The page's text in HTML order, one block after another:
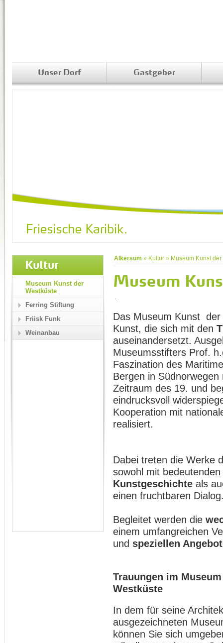
Unser Dorf Gastgeber
Alkersum » Kultur » Museum Kunst
Museum
Das Museum Kunst
Kunst, die sich mit den
auseinandersetzt.
Museumsstifters Prof.
Faszination des
Bergen in
Zeitraum des 19. und
eindrucksvoll
Kooperation mit
realisiert.
Dabei treten die Werke
sowohl mit
Kunstgeschichte als
einen fruchtbaren
Begleitet werden die
einem umfangreichen
und speziellen
Trauungen im
Westküste
In dem für seine
ausgezeichneten
können Sie sich
Kultur
Museum Kunst der
Westküste
Ferring Stiftung
Friisk Funk
Weinanbau